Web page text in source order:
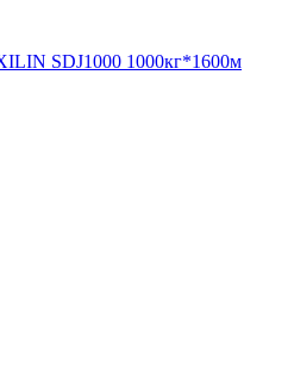
SDJ1000 1000кг*1600м